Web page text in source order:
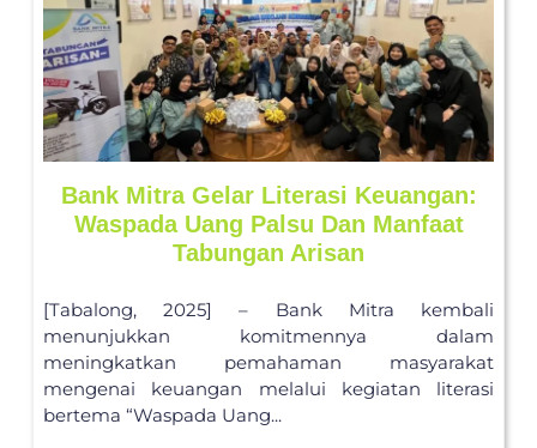
Bank Mitra Gelar Literasi Keuangan:
Waspada Uang Palsu Dan Manfaat
Tabungan Arisan
[Tabalong, 2025] – Bank Mitra kembali
menunjukkan komitmennya dalam
meningkatkan pemahaman masyarakat
mengenai keuangan melalui kegiatan literasi
bertema “Waspada Uang...